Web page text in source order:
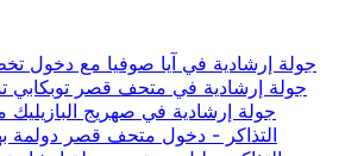
جولة إرشادية في آيا صوفيا مع دخول
جولة إرشادية في متحف قصر توبكابي
جولة إرشادية في صهريج
التذاكر - دخول متحف قصر دولمة